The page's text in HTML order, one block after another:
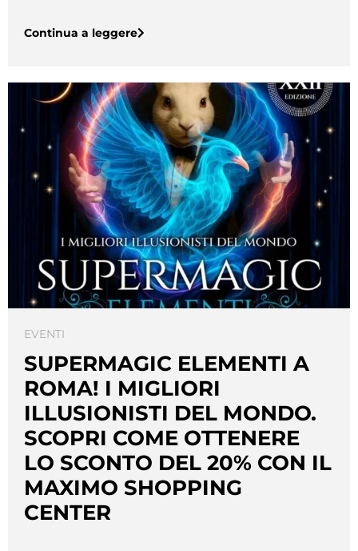
Continua a leggere
EVENTI
SUPERMAGIC ELEMENTI A
ROMA! I MIGLIORI
ILLUSIONISTI DEL MONDO.
SCOPRI COME OTTENERE
LO SCONTO DEL 20% CON IL
MAXIMO SHOPPING
CENTER